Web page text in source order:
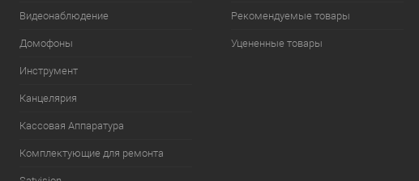
Видеонаблюдение
Домофоны
Инструмент
Канцелярия
Кассовая Аппаратура
Комплектующие для ремонта
Рекомендуемые товары
Уцененные товары